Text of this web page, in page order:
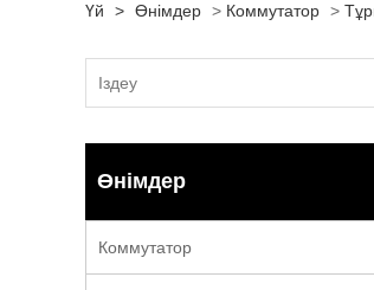
Үй > Өнімдер > Коммутатор >
Өнімдер
Коммутатор